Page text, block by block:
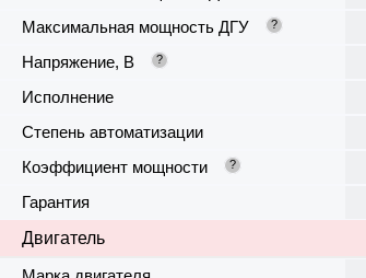
Максимальная мощность ДГУ ?
Напряжение, В ?
Исполнение
Степень автоматизации
Коэффициент мощности ?
Гарантия
Двигатель